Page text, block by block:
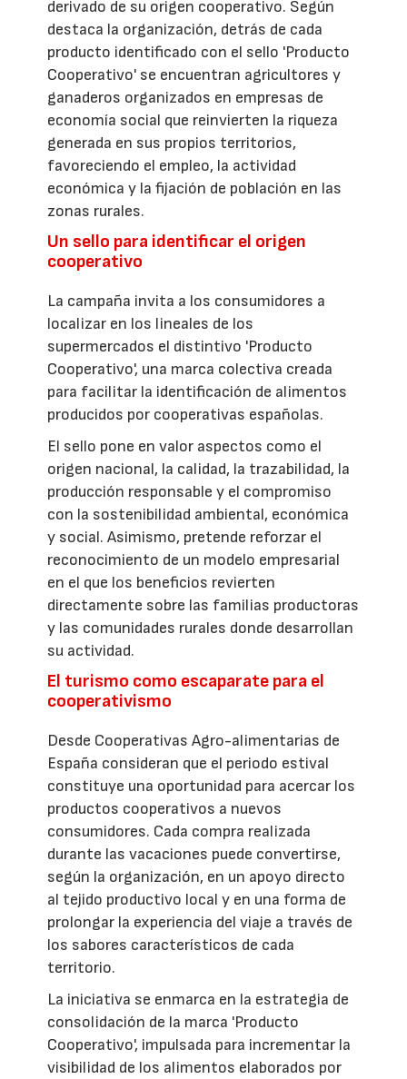
derivado de su origen cooperativo. Según
destaca la organización, detrás de cada
producto identificado con el sello 'Producto
Cooperativo' se encuentran agricultores y
ganaderos organizados en empresas de
economía social que reinvierten la riqueza
generada en sus propios territorios,
favoreciendo el empleo, la actividad
económica y la fijación de población en las
zonas rurales.
Un sello para identificar el origen
cooperativo
La campaña invita a los consumidores a
localizar en los lineales de los
supermercados el distintivo 'Producto
Cooperativo', una marca colectiva creada
para facilitar la identificación de alimentos
producidos por cooperativas españolas.
El sello pone en valor aspectos como el
origen nacional, la calidad, la trazabilidad, la
producción responsable y el compromiso
con la sostenibilidad ambiental, económica
y social. Asimismo, pretende reforzar el
reconocimiento de un modelo empresarial
en el que los beneficios revierten
directamente sobre las familias productoras
y las comunidades rurales donde desarrollan
su actividad.
El turismo como escaparate para el
cooperativismo
Desde Cooperativas Agro-alimentarias de
España consideran que el periodo estival
constituye una oportunidad para acercar los
productos cooperativos a nuevos
consumidores. Cada compra realizada
durante las vacaciones puede convertirse,
según la organización, en un apoyo directo
al tejido productivo local y en una forma de
prolongar la experiencia del viaje a través de
los sabores característicos de cada
territorio.
La iniciativa se enmarca en la estrategia de
consolidación de la marca 'Producto
Cooperativo', impulsada para incrementar la
visibilidad de los alimentos elaborados por